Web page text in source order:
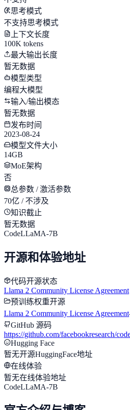
思考模式
不支持思考模式
上下文长度
100K tokens
最大输出长度
暂无数据
模型类型
编程大模型
输入/输出模态
暂无数据
发布时间
2023-08-24
模型文件大小
14GB
MoE架构
否
总参数 / 激活参数
70亿 / 不涉及
知识截止
暂无数据
CodeLLaMA-7B
开源和体验地址
代码开源状态
Llama 2 Community License Agreement
预训练权重开源
Llama 2 Community License Agreement
GitHub 源码
https://github.com/facebookresearch/
Hugging Face
暂无开源HuggingFace地址
在线体验
暂无在线体验地址
CodeLLaMA-7B